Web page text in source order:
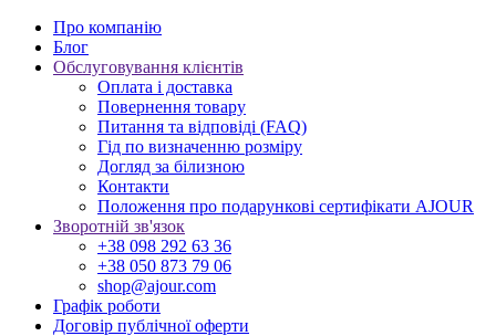
Про компанію
Блог
Обслуговування клієнтів
Оплата і доставка
Повернення товару
Питання та відповіді (FAQ)
Гід по визначенню розміру
Догляд за білизною
Контакти
Положення про подарункові сертифікати AJOUR
Зворотній зв'язок
+38 098 292 63 36
+38 050 873 79 06
shop@ajour.com
Графік роботи
Договір публічної оферти